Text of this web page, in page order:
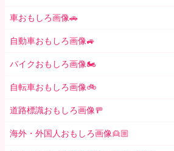
車おもしろ画像🚗
自動車おもしろ画像🚙
バイクおもしろ画像🏍
自転車おもしろ画像🚲
道路標識おもしろ画像🚥
海外・外国人おもしろ画像👱🏼